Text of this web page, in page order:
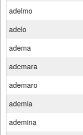
adelmo
adelo
adema
ademara
ademaro
ademia
ademina